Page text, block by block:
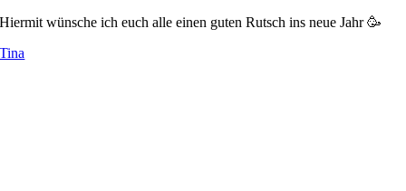
Hiermit wünsche ich euch alle einen guten Rutsch ins neue Jahr 🥳
Tina